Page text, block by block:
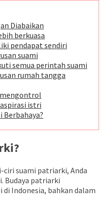
Diabaikan
berkuasa
pendapat sendiri
suami
semua perintah suami
rumah tangga
istri
Berbahaya?
ciri suami patriarki, Anda
Budaya patriarki
Indonesia, bahkan dalam